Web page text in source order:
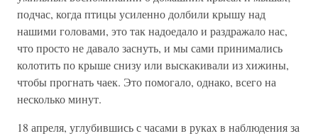
подчас, когда птицы усиленно долбили крышу над
нашими головами, это так надоедало и раздражало нас,
что просто не давало заснуть, и мы сами принимались
колотить по крыше снизу или выскакивали из хижины,
чтобы прогнать чаек. Это помогало, однако, всего на
несколько минут.
18 апреля, углубившись с часами в руках в наблюдения за